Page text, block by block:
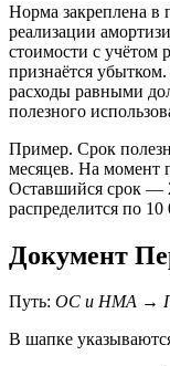
Норма закреплена в
реализации
стоимости с учётом
признаётся
расходы равными
полезного
Пример. Срок
месяцев. На момент
Оставшийся срок —
распределится по
Документ
Путь: ОС и НМА →
В шапке